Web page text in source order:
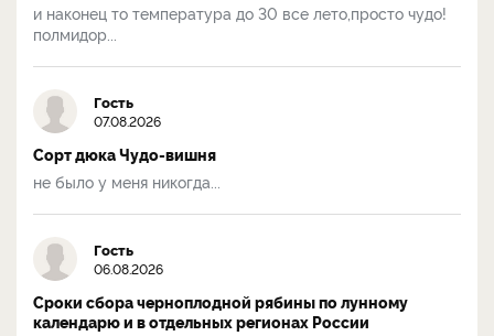
и наконец то температура до 30 все лето,просто чудо!
полмидор...
Гость
07.08.2026
Сорт дюка Чудо-вишня
не было у меня никогда...
Гость
06.08.2026
Сроки сбора черноплодной рябины по лунному
календарю и в отдельных регионах России